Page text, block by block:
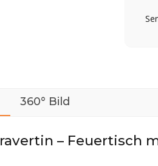
360° Bild
– Feuertisch